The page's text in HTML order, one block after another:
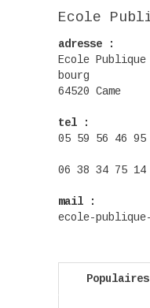
Ecole
adresse :
Ecole Publique
bourg
64520 Came
tel :
05 59 56 46 95
06 38 34 75
mail :
ecole-publique-
Populaires